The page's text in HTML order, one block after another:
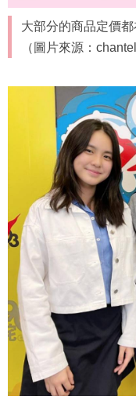
大部分的商品定價
（圖片來源：